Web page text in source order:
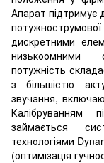
Апарат підтримує
дискретними
низькоомними
потужність
з більшістю
звучання,
Калібруванням
займається
технологіями
(оптимізація